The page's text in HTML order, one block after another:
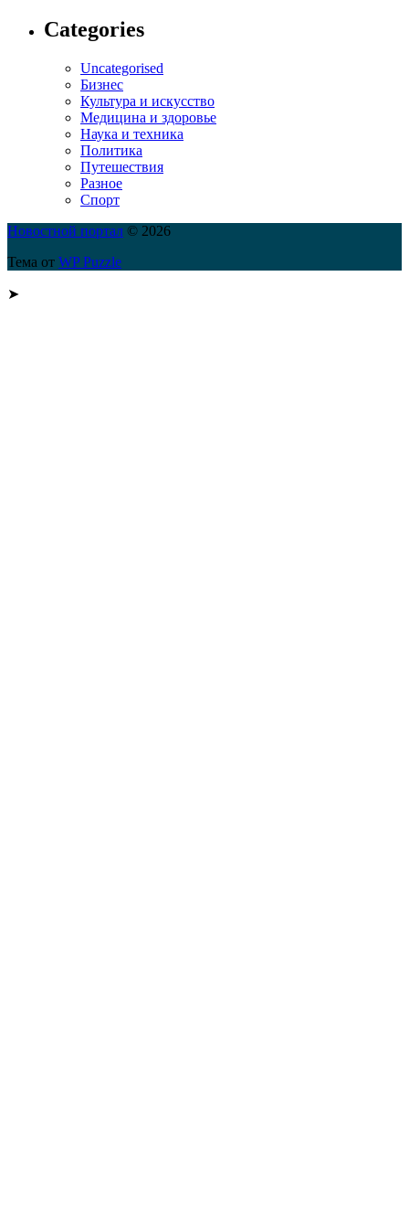
Categories
Uncategorised
Бизнес
Культура и искусство
Медицина и здоровье
Наука и техника
Политика
Путешествия
Разное
Спорт
Новостной портал © 2026
Тема от WP Puzzle
➤